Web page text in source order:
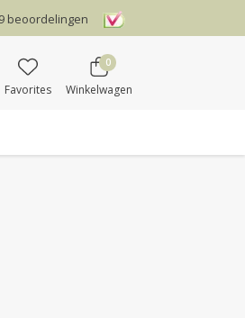
beoordelingen
Favorites
0
Winkelwagen